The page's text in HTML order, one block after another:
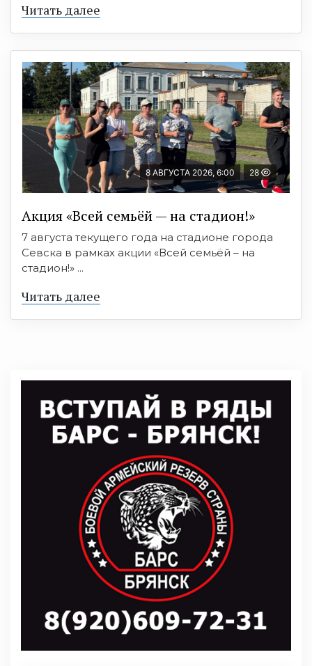
Читать далее
8 АВГУСТА 2026, 6:00 28
Акция «Всей семьёй — на стадион!»
7 августа текущего года на стадионе города
Севска в рамках акции «Всей семьёй – на
стадион!» ...
Читать далее